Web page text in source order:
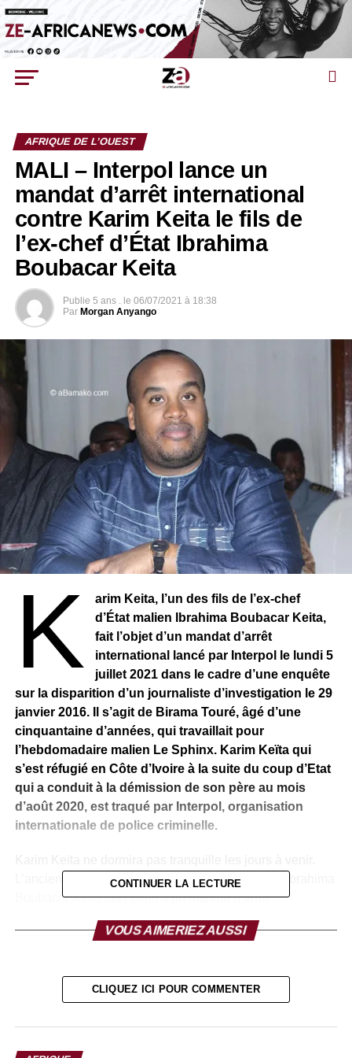
AFRIQUE DE L’OUEST
MALI – Interpol lance un
mandat d’arrêt international
contre Karim Keita le fils de
l’ex-chef d’État Ibrahima
Boubacar Keita
Publie 5 ans . le 06/07/2021 à 18:38
Par Morgan Anyango
K
arim Keita, l’un des fils de l’ex-chef
d’État malien Ibrahima Boubacar Keita,
fait l’objet d’un mandat d’arrêt
international lancé par Interpol le lundi 5
juillet 2021 dans le cadre d’une enquête
sur la disparition d’un journaliste d’investigation le 29
janvier 2016. Il s’agit de Birama Touré, âgé d’une
cinquantaine d’années, qui travaillait pour
l’hebdomadaire malien Le Sphinx. Karim Keïta qui
s’est réfugié en Côte d’Ivoire à la suite du coup d’Etat
qui a conduit à la démission de son père au mois
d’août 2020, est traqué par Interpol, organisation
internationale de police criminelle.
L’ancien député et fils aîné l’ex-président malien Ibrahima
Boubacar Keita fait l’objet d’un mandat d’arrêt
demande d’un juge d’instruction du tribunal de grande
traque de l’ancien député tourne autour d’une enquête sur
la disparition mystérieuse le 29 janvier 2016 d’un
sa rédaction disaient craindre qu’il ait été enlevé, torturé
et tué après plusieurs mois de détention. Selon Adama
CONTINUER LA LECTURE
VOUS AIMERIEZ AUSSI
CLIQUEZ ICI POUR COMMENTER